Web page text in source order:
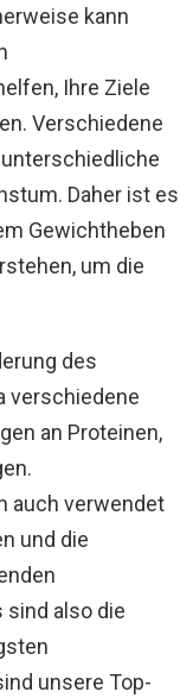
kann
Ihre Ziele
Verschiedene
Daher ist es
Gewichtheben
um die
des
verschiedene
an Proteinen,
auch verwendet
und die
sind also die
unsere Top-